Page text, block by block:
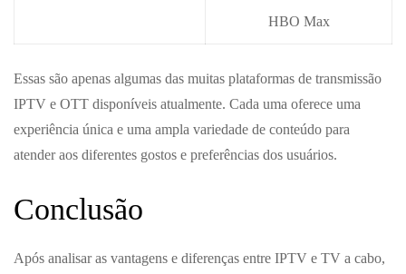
HBO Max
Essas são apenas algumas das muitas plataformas de transmissão
IPTV e OTT disponíveis atualmente. Cada uma oferece uma
experiência única e uma ampla variedade de conteúdo para
atender aos diferentes gostos e preferências dos usuários.
Conclusão
Após analisar as vantagens e diferenças entre IPTV e TV a cabo,